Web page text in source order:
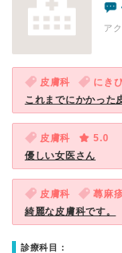
ア
皮膚科 にき
これまでにかかった
皮膚科
5.0
優しい女医さん
皮膚科 蕁麻
綺麗な皮膚科です。
診療科目：